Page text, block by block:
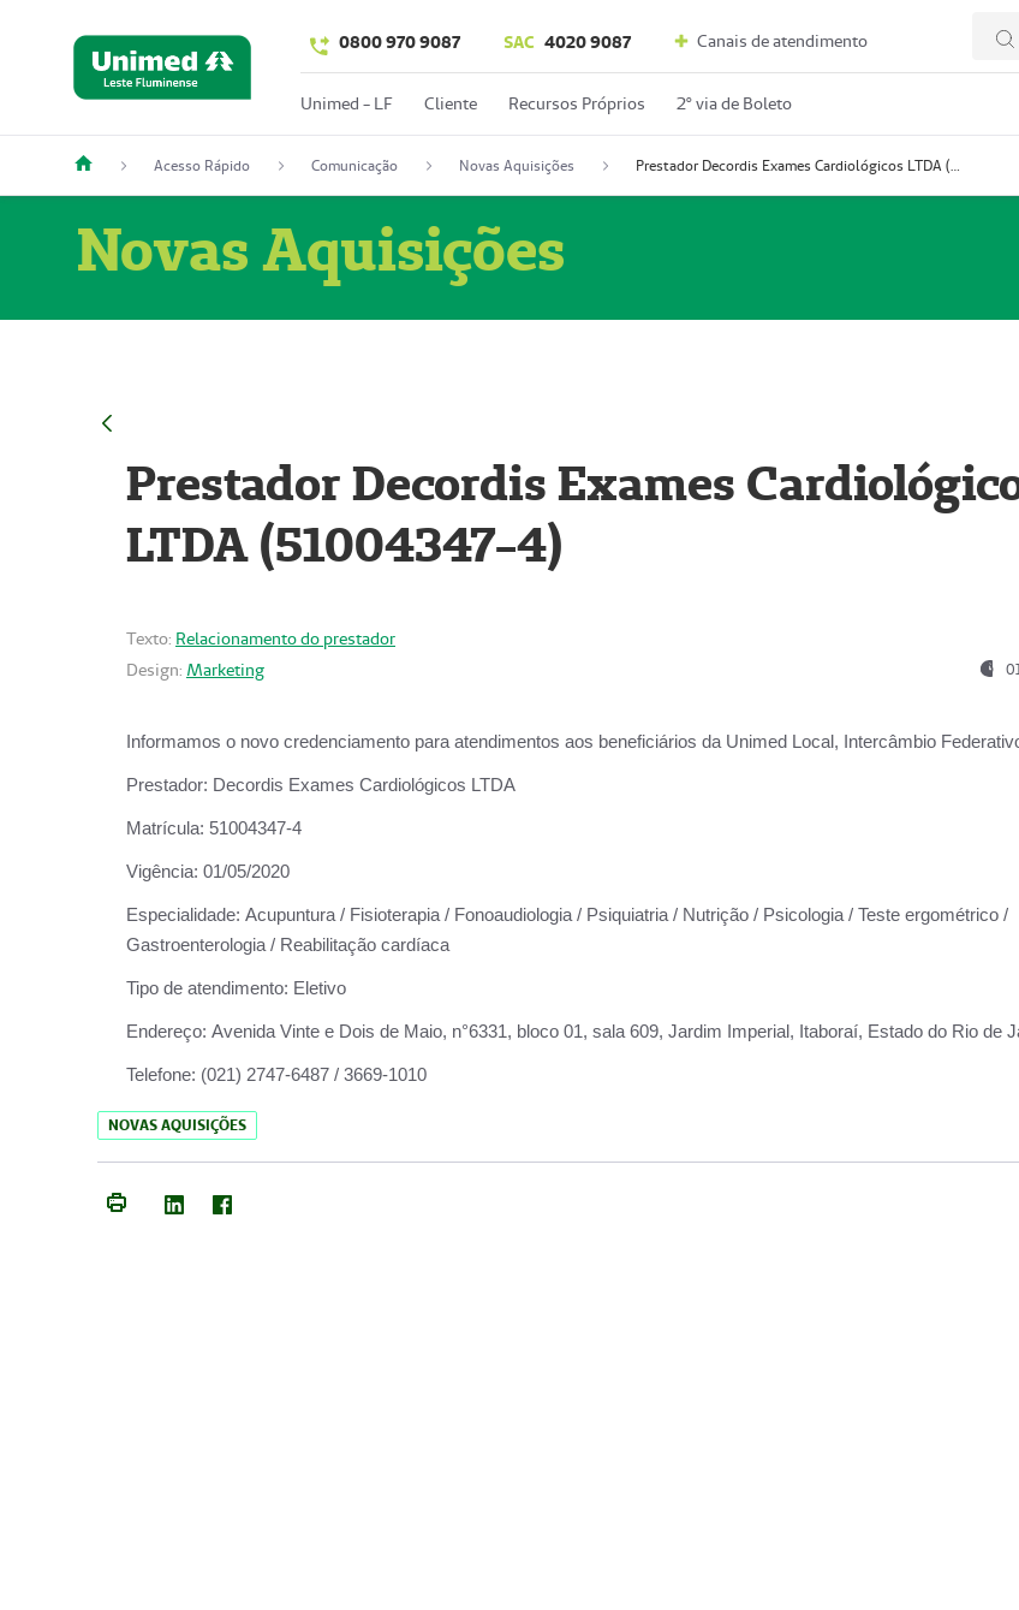
0800 970 9087 SAC 4020 9087 Canais de atendimento
Unimed - LF Cliente Recursos Próprios 2º via de Boleto
Acesso Rápido Comunicação Novas Aquisições Prestador Decordis Exames Cardiológicos LTDA (51004347-4)
Novas Aquisições
Prestador Decordis Exames
LTDA (51004347-4)
Texto: Relacionamento do prestador
Design: Marketing
Informamos o novo credenciamento para atendimentos aos beneficiários da Unimed Local, Intercâmbio
Prestador: Decordis Exames Cardiológicos LTDA
Matrícula: 51004347-4
Vigência: 01/05/2020
Especialidade: Acupuntura / Fisioterapia / Fonoaudiologia / Psiquiatria / Nutrição / Psicologia / Teste ergométrico /
Gastroenterologia / Reabilitação cardíaca
Tipo de atendimento: Eletivo
Endereço: Avenida Vinte e Dois de Maio, n°6331, bloco 01, sala 609, Jardim Imperial, Itaboraí, Estado do Rio de
Telefone: (021) 2747-6487 / 3669-1010
NOVAS AQUISIÇÕES